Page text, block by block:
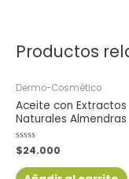
Productos
Dermo-Cosmético
Aceite con Extractos
Naturales Almendras
Valorado
con
de
$24.000